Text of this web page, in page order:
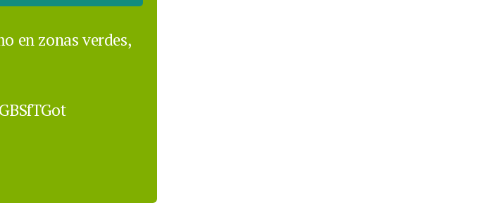
en zonas verdes,